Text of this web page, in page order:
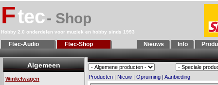
Ftec- Shop
Hobby 2.0 onderdelen voor muziek en hobby sinds 1993
Ftec-Audio Ftec-Shop Nieuws Info
Algemeen
Winkelwagen
Producten | Nieuw | Opruiming | Aanbieding